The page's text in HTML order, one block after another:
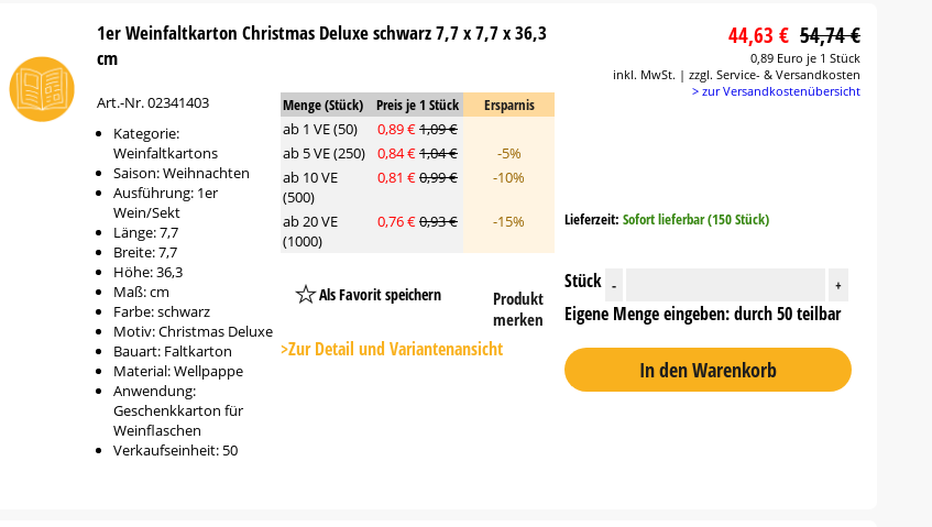
1er Weinfaltkarton Christmas Deluxe schwarz 7,7 x 7,7 x 36,3
cm
Art.-Nr. 02341403
Kategorie:
Weinfaltkartons
Saison: Weihnachten
Ausführung: 1er
Wein/Sekt
Länge: 7,7
Breite: 7,7
Höhe: 36,3
Maß: cm
Farbe: schwarz
Motiv: Christmas Deluxe
Bauart: Faltkarton
Material: Wellpappe
Anwendung:
Geschenkkarton für
Weinflaschen
Verkaufseinheit: 50
Menge (Stück) Preis je 1 Stück
Ersparnis
ab 1 VE (50)
0,89 €1,09 €
ab 5 VE (250)
0,84 €1,04 €
-5%
ab 10 VE
(500)
0,81 €0,99 € -10%
ab 20 VE
(1000)
0,76 €0,93 € -15%
Als Favorit speichern
Button
Produkt
merken
>Zur Detail und Variantenansicht
44,63 € 54,74 €
0,89 Euro je 1 Stück
inkl. MwSt. | zzgl. Service- & Versandkosten
> zur Versandkostenübersicht
Lieferzeit: Sofort lieferbar (150 Stück)
Stück - +
Eigene Menge eingeben: durch 50 teilbar
In den Warenkorb